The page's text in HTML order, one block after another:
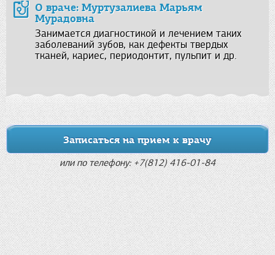
О враче: Муртузалиева Марьям
Мурадовна
Занимается диагностикой и лечением таких
заболеваний зубов, как дефекты твердых
тканей, кариес, периодонтит, пульпит и др.
Записаться на прием к врачу
или по телефону: +7(812) 416-01-84